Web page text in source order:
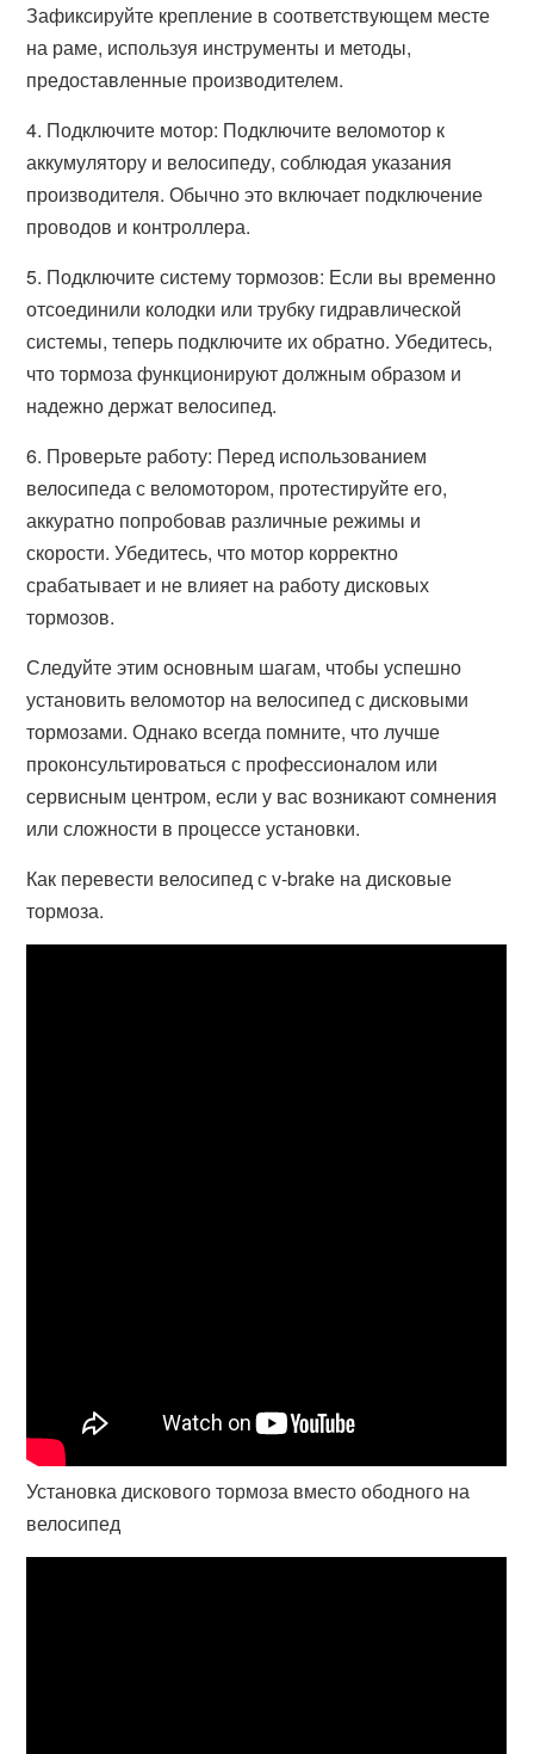
Зафиксируйте крепление в соответствующем месте
на раме, используя инструменты и методы,
предоставленные производителем.
4. Подключите мотор: Подключите веломотор к
аккумулятору и велосипеду, соблюдая указания
производителя. Обычно это включает подключение
проводов и контроллера.
5. Подключите систему тормозов: Если вы временно
отсоединили колодки или трубку гидравлической
системы, теперь подключите их обратно. Убедитесь,
что тормоза функционируют должным образом и
надежно держат велосипед.
6. Проверьте работу: Перед использованием
велосипеда с веломотором, протестируйте его,
аккуратно попробовав различные режимы и
скорости. Убедитесь, что мотор корректно
срабатывает и не влияет на работу дисковых
тормозов.
Следуйте этим основным шагам, чтобы успешно
установить веломотор на велосипед с дисковыми
тормозами. Однако всегда помните, что лучше
проконсультироваться с профессионалом или
сервисным центром, если у вас возникают сомнения
или сложности в процессе установки.
Как перевести велосипед с v-brake на дисковые
тормоза.
Установка дискового тормоза вместо ободного на
велосипед